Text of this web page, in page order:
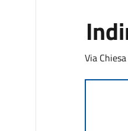
Via